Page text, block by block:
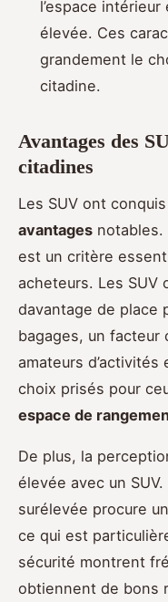
l’espace
élevée. Ces
grandement le
citadine.
Avantages des
citadines
Les SUV ont
avantages notables.
est un critère
acheteurs. Les
davantage de place
bagages, un facteur
amateurs
choix prisés pour
espace de
De plus, la
élevée avec un
surélevée procure
ce qui est
sécurité montrent
obtiennent de bons